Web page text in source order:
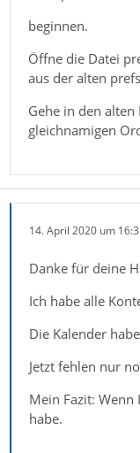
beginnen.
Öffne die Datei
aus der alten
Gehe in den
gleichnamigen
14. April 2020 um
Danke für deine
Ich habe alle
Die Kalender
Jetzt fehlen nur
Mein Fazit:
habe.